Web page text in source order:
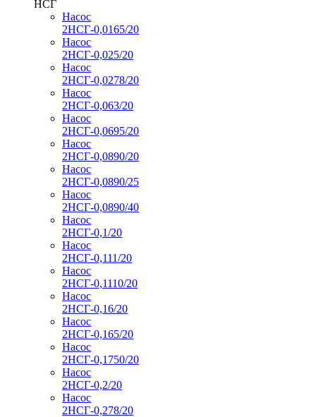
НСГ
Насос
2НСГ-0,0165/20
Насос
2НСГ-0,025/20
Насос
2НСГ-0,0278/20
Насос
2НСГ-0,063/20
Насос
2НСГ-0,0695/20
Насос
2НСГ-0,0890/20
Насос
2НСГ-0,0890/25
Насос
2НСГ-0,0890/40
Насос
2НСГ-0,1/20
Насос
2НСГ-0,111/20
Насос
2НСГ-0,1110/20
Насос
2НСГ-0,16/20
Насос
2НСГ-0,165/20
Насос
2НСГ-0,1750/20
Насос
2НСГ-0,2/20
Насос
2НСГ-0,278/20